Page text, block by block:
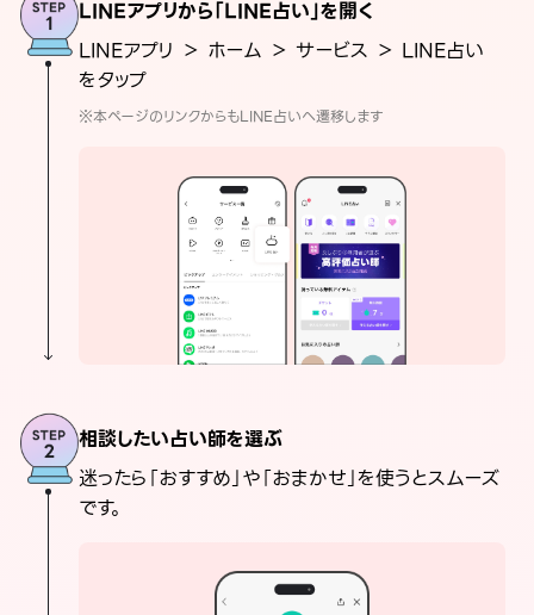
LINEアプリから「LINE占い」を開く
LINEアプリ ＞ ホーム ＞ サービス ＞ LINE占い
をタップ
※本ページのリンクからもLINE占いへ遷移します
相談したい占い師を選ぶ
迷ったら「おすすめ」や「おまかせ」を使うとスムーズ
です。